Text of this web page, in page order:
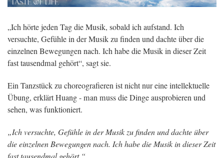
„Ich hörte jeden Tag die Musik, sobald ich aufstand. Ich
versuchte, Gefühle in der Musik zu finden und dachte über die
einzelnen Bewegungen nach. Ich habe die Musik in dieser Zeit
fast tausendmal gehört“, sagt sie.
Ein Tanzstück zu choreografieren ist nicht nur eine intellektuelle
Übung, erklärt Huang - man muss die Dinge ausprobieren und
sehen, was funktioniert.
„Ich versuchte, Gefühle in der Musik zu finden und dachte über
die einzelnen Bewegungen nach. Ich habe die Musik in dieser Zeit
fast tausendmal gehört.“